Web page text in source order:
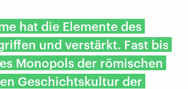
hat die Elemente des
und verstärkt. Fast bis
Monopols der römischen
Geschichtskultur der